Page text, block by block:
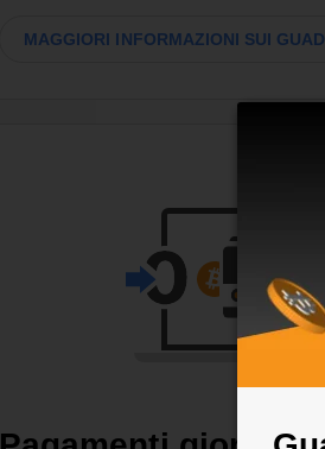
MAGGIORI INFORMAZIONI SUI